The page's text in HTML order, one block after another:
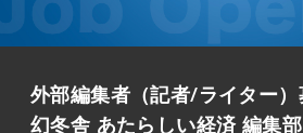
外部編集者（記者/ライター
幻冬舎 あたらしい経済 編集部